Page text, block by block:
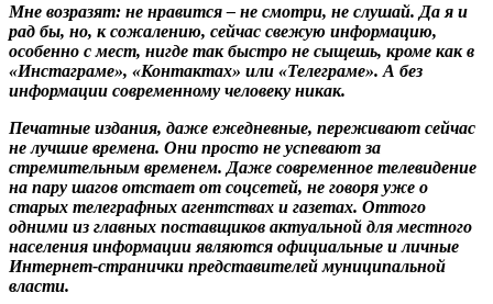
Мне возразят: не нравится – не смотри, не слушай. Да я и
рад бы, но, к сожалению, сейчас свежую информацию,
особенно с мест, нигде так быстро не сыщешь, кроме как в
«Инстаграме», «Контактах» или «Телеграме». А без
информации современному человеку никак.
Печатные издания, даже ежедневные, переживают сейчас
не лучшие времена. Они просто не успевают за
стремительным временем. Даже современное телевидение
на пару шагов отстает от соцсетей, не говоря уже о
старых телеграфных агентствах и газетах. Оттого
одними из главных поставщиков актуальной для местного
населения информации являются официальные и личные
Интернет-странички представителей муниципальной
власти.